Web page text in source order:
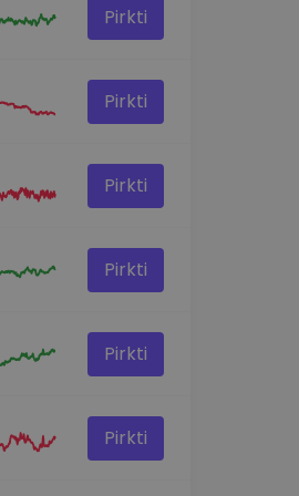
Pirkti
Pirkti
Pirkti
Pirkti
Pirkti
Pirkti